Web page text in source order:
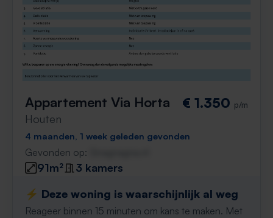
Appartement Via Horta
Houten
€ 1.350 p/m
4 maanden, 1 week geleden gevonden
Gevonden op:
91m²
3 kamers
⚡️ Deze woning is waarschijnlijk al weg
Reageer binnen 15 minuten om kans te maken. Met